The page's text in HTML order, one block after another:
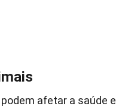
afetar a saúde e